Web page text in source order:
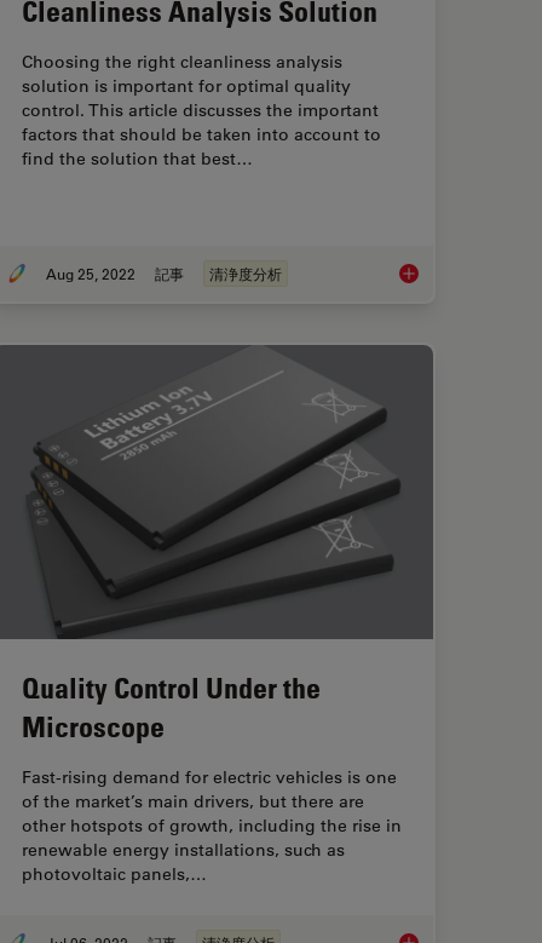
the Damage Potential of Particles
Cleanliness Analysis Solution
Choosing the right cleanliness analysis
solution is important for optimal quality
control. This article discusses the important
factors that should be taken into account to
find the solution that best…
Aug 25, 2022 記事 清浄度分析 Factors to Consider
Quality Control Under the
Microscope
Fast-rising demand for electric vehicles is one
of the market’s main drivers, but there are
other hotspots of growth, including the rise in
renewable energy installations, such as
photovoltaic panels,…